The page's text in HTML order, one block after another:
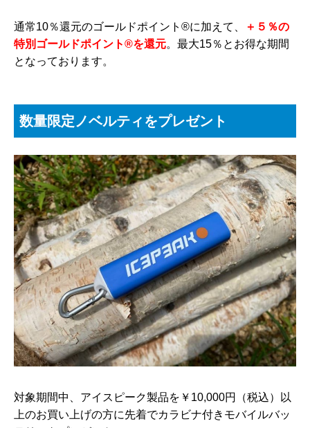
通常10％還元のゴールドポイント®に加えて、
＋５％の
特別ゴールドポイント®を還元。最大15％とお得な期間
となっております。
数量限定ノベルティをプレゼント
対象期間中、アイスピーク製品を￥10,000円（税込）以
上のお買い上げの方に先着でカラビナ付きモバイルバッ